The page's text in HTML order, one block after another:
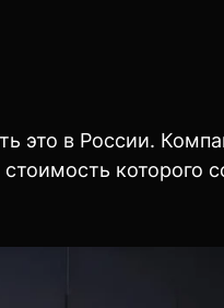
это в России.
которого